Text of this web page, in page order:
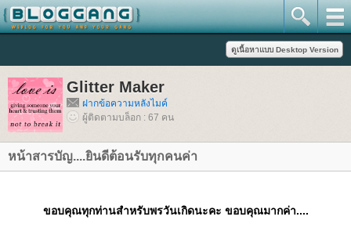
Glitter Maker
ฝากข้อความหลังไมค์
ผู้ติดตามบล็อก : 67 คน
หน้าสารบัญ....ยินดีต้อนรับทุกคนค่า
ขอบคุณทุกท่านสำหรับพรวันเกิดนะคะ ขอบคุณมากค่า....